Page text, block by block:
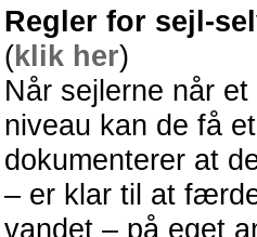
Regler for sejl-
(klik her)
Når sejlerne når et
niveau kan de få
dokumenterer at
– er klar til at
vandet – på eget